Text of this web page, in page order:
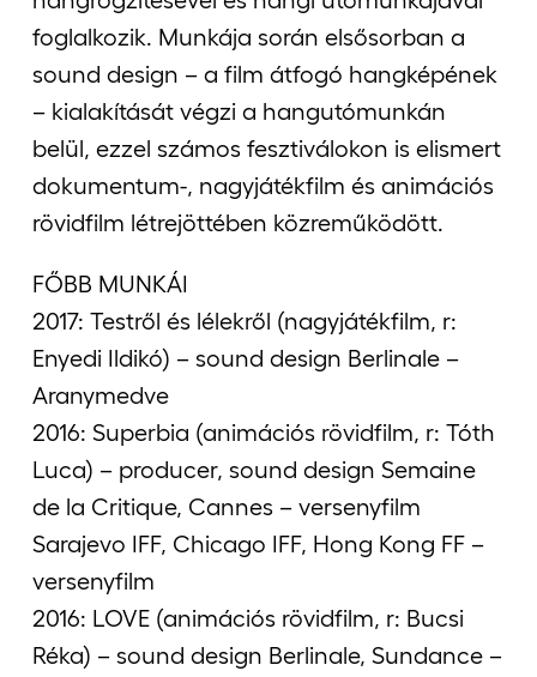
foglalkozik. Munkája során elsősorban a
sound design – a film átfogó hangképének
– kialakítását végzi a hangutómunkán
belül, ezzel számos fesztiválokon is elismert
dokumentum-, nagyjátékfilm és animációs
rövidfilm létrejöttében közreműködött.
FŐBB MUNKÁI
2017: Testről és lélekről (nagyjátékfilm, r:
Enyedi Ildikó) – sound design Berlinale –
Aranymedve
2016: Superbia (animációs rövidfilm, r: Tóth
Luca) – producer, sound design Semaine
de la Critique, Cannes – versenyfilm
Sarajevo IFF, Chicago IFF, Hong Kong FF –
versenyfilm
2016: LOVE (animációs rövidfilm, r: Bucsi
Réka) – sound design Berlinale, Sundance –